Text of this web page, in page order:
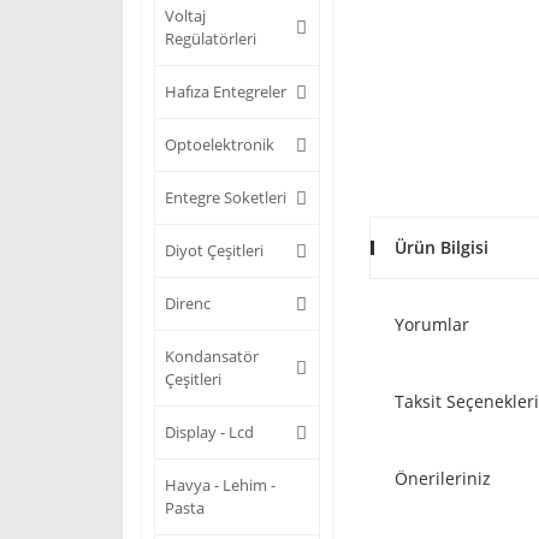
Voltaj
Regülatörleri
Hafıza Entegreler
Optoelektronik
Entegre Soketleri
Diyot Çeşitleri
Direnc
Kondansatör
Çeşitleri
Display - Lcd
Havya - Lehim -
Pasta
Ürün Bilgisi
Yorumlar
Taksit Seçenekleri
Önerileriniz